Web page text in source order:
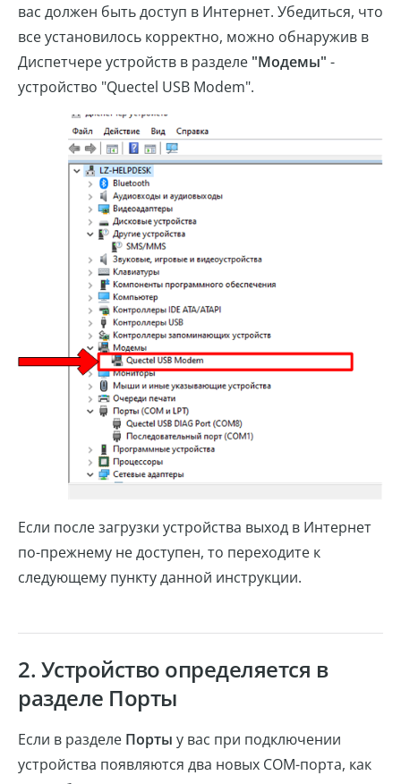
вас должен быть доступ в Интернет. Убедиться, что
все установилось корректно, можно обнаружив в
Диспетчере устройств в разделе "Модемы" -
устройство "Quectel USB Modem".
Если после загрузки устройства выход в Интернет
по-прежнему не доступен, то переходите к
следующему пункту данной инструкции.
2. Устройство определяется в
разделе Порты
Если в разделе Порты у вас при подключении
устройства появляются два новых COM-порта, как